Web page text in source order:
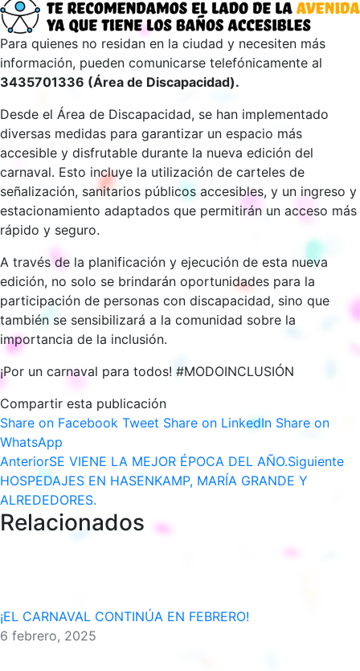
Para quienes no residan en la ciudad y necesiten más
información, pueden comunicarse telefónicamente al
3435701336 (Área de Discapacidad).
Desde el Área de Discapacidad, se han implementado
diversas medidas para garantizar un espacio más
accesible y disfrutable durante la nueva edición del
carnaval. Esto incluye la utilización de carteles de
señalización, sanitarios públicos accesibles, y un ingreso y
estacionamiento adaptados que permitirán un acceso más
rápido y seguro.
A través de la planificación y ejecución de esta nueva
edición, no solo se brindarán oportunidades para la
participación de personas con discapacidad, sino que
también se sensibilizará a la comunidad sobre la
importancia de la inclusión.
¡Por un carnaval para todos! #MODOINCLUSIÓN
Compartir esta publicación
Share on Facebook Share
Facebook
Tweet Share
Twitter
Share on LinkedInShare
LinkedIn
Share on
WhatsApp
on
WhatsApp
Navegación
entre
publicaciones
AnteriorPublicación
anterior:
SE VIENE LA MEJOR ÉPOCA DEL AÑO.Siguiente
HOSPEDAJES EN HASENKAMP, MARÍA GRANDE Y
ALREDEDORES.
Relacionados
¡EL CARNAVAL CONTINÚA EN FEBRERO!
6 febrero, 2025